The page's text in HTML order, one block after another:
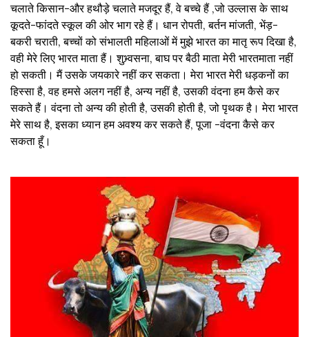
चलाते किसान-और हथौड़े चलाते मजदूर हैं, वे बच्चे हैं ,जो उल्लास के साथ
कूदते-फांदते स्कूल की ओर भाग रहे हैं। धान रोपती, बर्तन मांजती, भेंड़-
बकरी चराती, बच्चों को संभालती महिलाओं में मुझे भारत का मातृ रूप दिखा है,
वही मेरे लिए भारत माता हैं। शुभ्र्वसना, बाघ पर बैठी माता मेरी भारतमाता नहीं
हो सकती। मैं उसके जयकारे नहीं कर सकता। मेरा भारत मेरी धड़कनों का
हिस्सा है, वह हमसे अलग नहीं है, अन्य नहीं है, उसकी वंदना हम कैसे कर
सकते हैं। वंदना तो अन्य की होती है, उसकी होती है, जो पृथक है। मेरा भारत
मेरे साथ है, इसका ध्यान हम अवश्य कर सकते हैं, पूजा -वंदना कैसे कर
सकता हूँ।